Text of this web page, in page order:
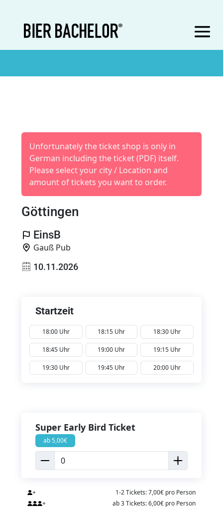
Unfortunately the ticket shop is only in
German including the ticket (PDF) itself.
Please select your city / Location and
amount of tickets you want to order.
Göttingen
EinsB
Gauß Pub
10.11.2026
Startzeit
18:00 Uhr 18:15 Uhr 18:30 Uhr
18:45 Uhr 19:00 Uhr 19:15 Uhr
19:30 Uhr 19:45 Uhr 20:00 Uhr
Super Early Bird Ticket
ab 5,00€
+
1-2 Tickets: 7,00€ pro Person
+
ab 3 Tickets: 6,00€ pro Person